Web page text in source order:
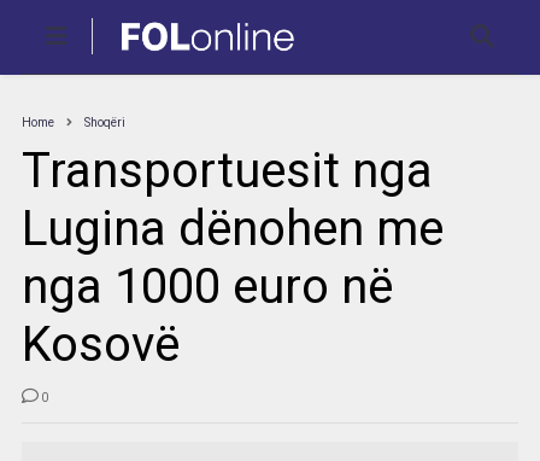
Home Shoqëri
Transportuesit nga
Lugina dënohen me
nga 1000 euro në
Kosovë
0